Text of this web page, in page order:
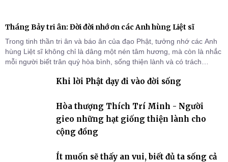
Tháng Bảy tri ân: Đời đời nhớ ơn các Anh hùng Liệt sĩ
Trong tinh thần tri ân và báo ân của đạo Phật, tưởng nhớ các Anh
hùng Liệt sĩ không chỉ là dâng một nén tâm hương, mà còn là nhắc
mỗi người biết trân quý hòa bình, sống thiện lành và có trách
Khi lời Phật dạy đi vào đời sống
Hòa thượng Thích Trí Minh - Người
gieo những hạt giống thiện lành cho
cộng đồng
Ít muốn sẽ thấy an vui, biết đủ ta sống cả